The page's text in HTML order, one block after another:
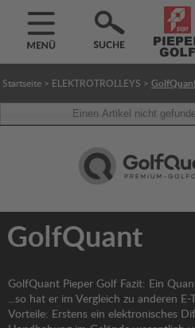
Startseite > ELEKTROTROLLEYS >
Einen Artikel nicht
GolfQuant
GolfQuant Pieper Golf Fazit: Ein
...so hat er im Vergleich zu anderen
Vorteile: Erstens ein elektronisches